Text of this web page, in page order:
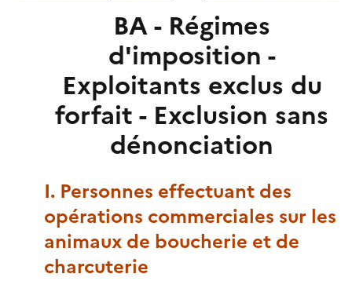
BA - Régimes
d'imposition -
Exploitants exclus du
forfait - Exclusion sans
dénonciation
I. Personnes effectuant des
opérations commerciales sur les
animaux de boucherie et de
charcuterie